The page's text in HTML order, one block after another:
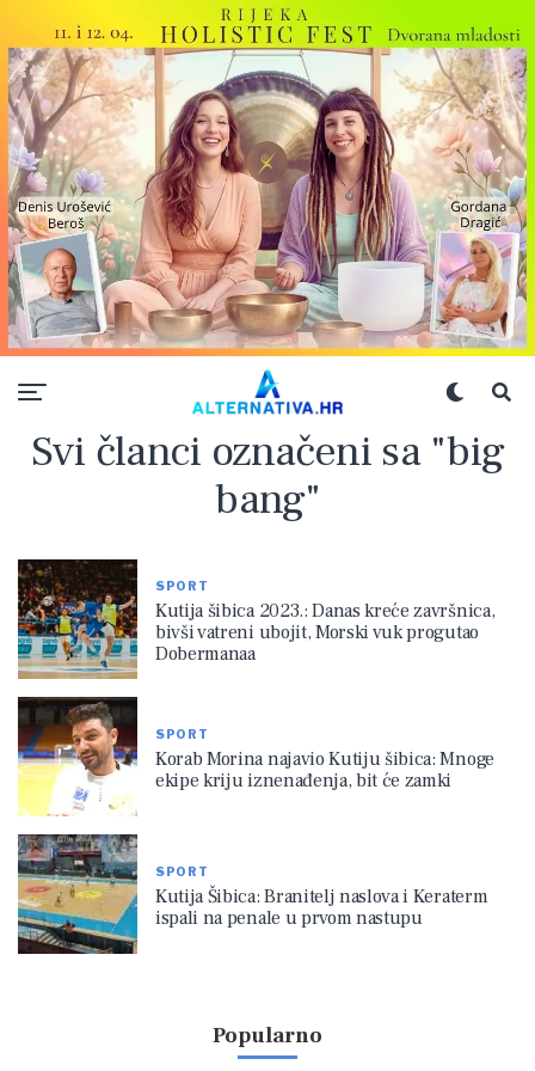
Svi članci označeni sa "big
bang"
SPORT
Kutija šibica 2023.: Danas kreće završnica,
bivši vatreni ubojit, Morski vuk progutao
Dobermanaa
SPORT
Korab Morina najavio Kutiju šibica: Mnoge
ekipe kriju iznenađenja, bit će zamki
SPORT
Kutija Šibica: Branitelj naslova i Keraterm
ispali na penale u prvom nastupu
Popularno